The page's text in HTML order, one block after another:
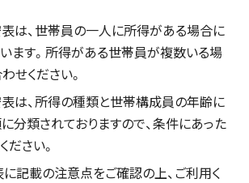
は、世帯員の一人に所得がある場合に
ます。所得がある世帯員が複数いる場
せください。
は、所得の種類と世帯構成員の年齢に
に分類されておりますので、条件にあった
ださい。
記載の注意点をご確認の上、ご利用く